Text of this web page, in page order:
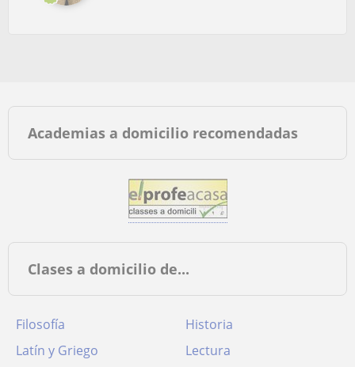
Academias a domicilio recomendadas
Clases a domicilio de...
Filosofía
Historia
Latín y Griego
Lectura